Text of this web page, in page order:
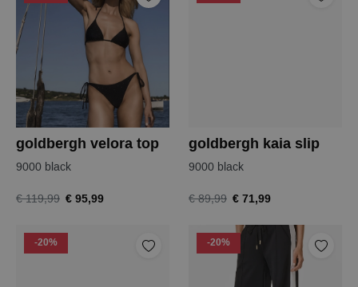
goldbergh velora top
9000 black
€ 119,99 € 95,99
goldbergh kaia slip
9000 black
€ 89,99 € 71,99
-20% -20%